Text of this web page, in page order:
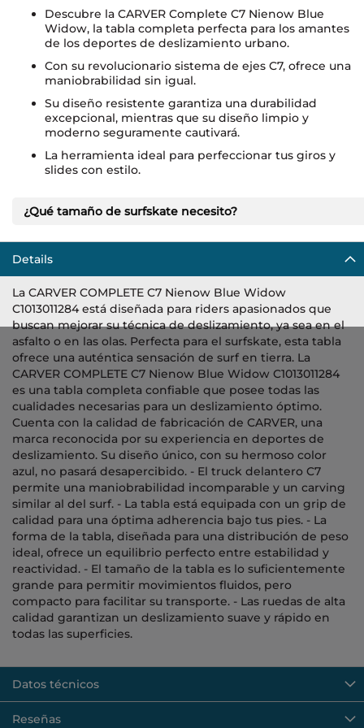
Descubre la CARVER Complete C7 Nienow Blue
Widow, la tabla completa perfecta para los amantes
de los deportes de deslizamiento urbano.
Con su revolucionario sistema de ejes C7, ofrece una
maniobrabilidad sin igual.
Su diseño resistente garantiza una durabilidad
excepcional, mientras que su diseño limpio y
moderno seguramente cautivará.
La herramienta ideal para perfeccionar tus giros y
slides con estilo.
¿Qué tamaño de surfskate necesito?
Details
La CARVER COMPLETE C7 Nienow Blue Widow
C1013011284 está diseñada para riders apasionados que
buscan mejorar su técnica de deslizamiento, ya sea en el
asfalto o en las olas. Perfecta para el surfskate, esta tabla
ofrece una auténtica sensación de surf en tierra. La
CARVER COMPLETE C7 Nienow Blue Widow C1013011284
es una tabla completa confiable que posee todas las
cualidades necesarias para un deslizamiento óptimo.
Cuenta con la calidad de fabricación de CARVER, una
marca reconocida por su experiencia en deportes de
deslizamiento. Su diseño único, con su hermoso color
azul, no pasará desapercibido. - El truck delantero C7
permite una maniobrabilidad incomparable y un carving
similar al del surf. - La tabla está equipada con un grip de
calidad para una óptima adherencia bajo tus pies. - La
forma de la tabla, diseñada para una distribución de peso
ideal, ofrece un equilibrio perfecto entre estabilidad y
reactividad. - El tamaño de la tabla es lo suficientemente
grande para permitir movimientos fluidos, pero
compacto para facilitar su transporte. - Las ruedas de alta
calidad garantizan un deslizamiento suave y rápido en
todas las superficies.
Datos técnicos
Reseñas